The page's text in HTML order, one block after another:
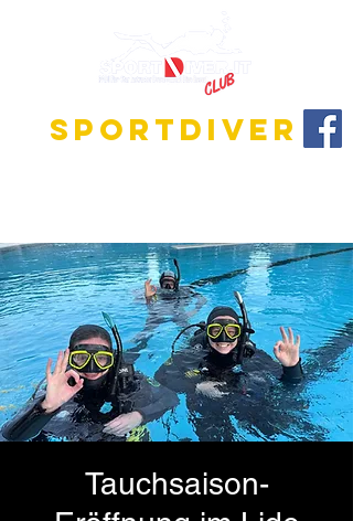
SPORTDIVER
Tauchsaison-